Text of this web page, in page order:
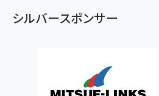
シルバースポンサー